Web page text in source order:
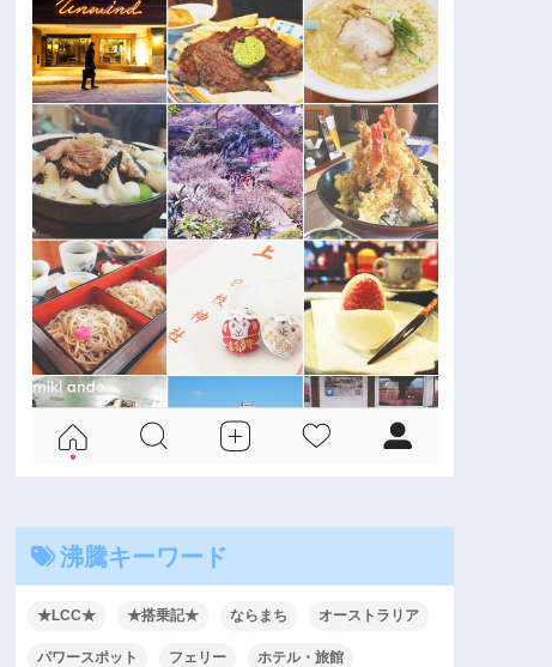
沸騰キーワード
★LCC★ ★搭乗記★ ならまち オーストラリア
パワースポット フェリー ホテル・旅館